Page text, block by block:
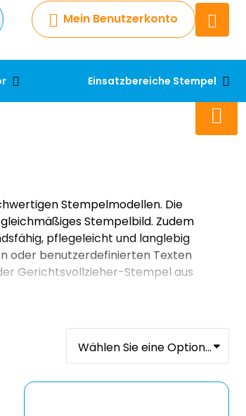
Mein Benutzerkonto
Einsatzbereiche Stempel
Chatbot
Chatten Sie 24/7 mit unserem
+49 2038 0480 403
Stempelmodellen. Die
Stempelbild. Zudem
pflegeleicht und langlebig
oder benutzerdefinierten Texten
Gerichtsvollzieher-Stempel aus